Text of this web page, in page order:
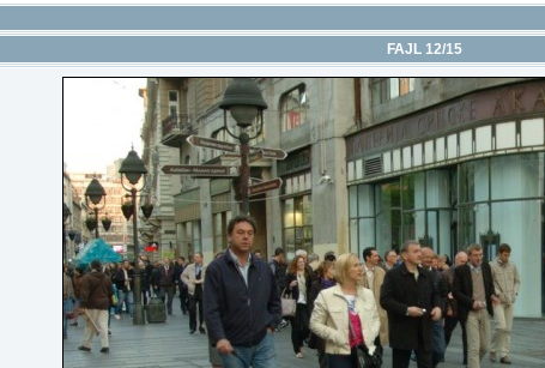
FAJL 12/15